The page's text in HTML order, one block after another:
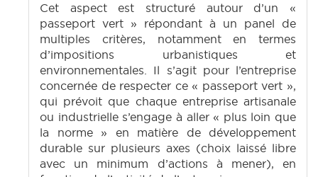
Cet aspect est structuré autour d’un «
passeport vert » répondant à un panel de
multiples critères, notamment en termes
d’impositions urbanistiques et
environnementales. Il s’agit pour l’entreprise
concernée de respecter ce « passeport vert »,
qui prévoit que chaque entreprise artisanale
ou industrielle s’engage à aller « plus loin que
la norme » en matière de développement
durable sur plusieurs axes (choix laissé libre
avec un minimum d’actions à mener), en